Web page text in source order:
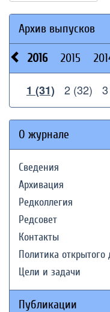
Архив выпусков
2016 2015
1 (31) 2 (32)
О журнале
Сведения
Архивация
Редколлегия
Редсовет
Контакты
Политика открытого
Цели и задачи
Публикации